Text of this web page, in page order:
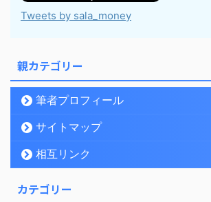
Tweets by sala_money
親カテゴリー
筆者プロフィール
サイトマップ
相互リンク
カテゴリー